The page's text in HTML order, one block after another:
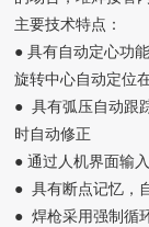
主要技术特点：
● 具有自动定心功
旋转中心自动定位
● 具有弧压自动跟
时自动修正
● 通过人机界面输
● 具有断点记忆，
● 焊枪采用强制循